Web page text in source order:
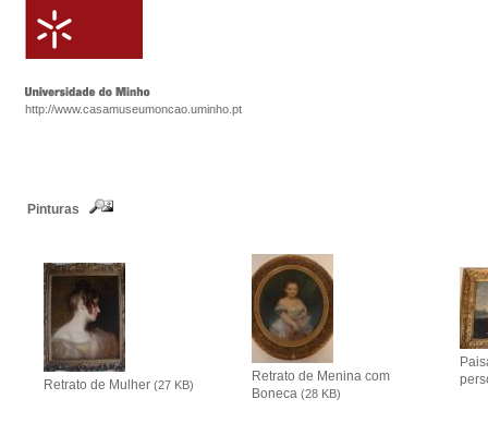
http://www.casamuseumoncao.uminho.pt
Pinturas
Retrato de Mulher (27 KB)
Retrato de Menina com
Boneca (28 KB)